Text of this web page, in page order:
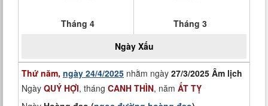
Tháng 4
Tháng 3
Ngày Xấu
Thứ năm, ngày 24/4/2025 nhằm ngày 27/3/2025 Âm lịch
Ngày QUÝ HỢI, tháng CANH THÌN, năm ẤT TỴ